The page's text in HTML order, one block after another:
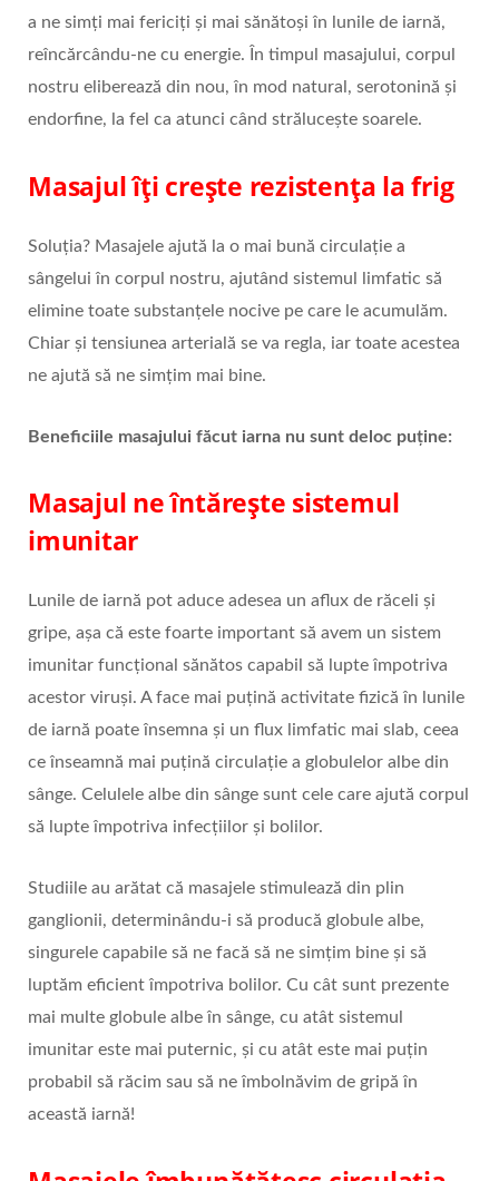
a ne simți mai fericiți și mai sănătoși în lunile de iarnă,
reîncărcându-ne cu energie. În timpul masajului, corpul
nostru eliberează din nou, în mod natural, serotonină și
endorfine, la fel ca atunci când strălucește soarele.
Masajul îți crește rezistența la frig
Soluția? Masajele ajută la o mai bună circulație a
sângelui în corpul nostru, ajutând sistemul limfatic să
elimine toate substanțele nocive pe care le acumulăm.
Chiar și tensiunea arterială se va regla, iar toate acestea
ne ajută să ne simțim mai bine.
Beneficiile masajului făcut iarna nu sunt deloc puține:
Masajul ne întărește sistemul
imunitar
Lunile de iarnă pot aduce adesea un aflux de răceli și
gripe, așa că este foarte important să avem un sistem
imunitar funcțional sănătos capabil să lupte împotriva
acestor viruși. A face mai puțină activitate fizică în lunile
de iarnă poate însemna și un flux limfatic mai slab, ceea
ce înseamnă mai puțină circulație a globulelor albe din
sânge. Celulele albe din sânge sunt cele care ajută corpul
să lupte împotriva infecțiilor și bolilor.
Studiile au arătat că masajele stimulează din plin
ganglionii, determinându-i să producă globule albe,
singurele capabile să ne facă să ne simțim bine și să
luptăm eficient împotriva bolilor. Cu cât sunt prezente
mai multe globule albe în sânge, cu atât sistemul
imunitar este mai puternic, și cu atât este mai puțin
probabil să răcim sau să ne îmbolnăvim de gripă în
această iarnă!